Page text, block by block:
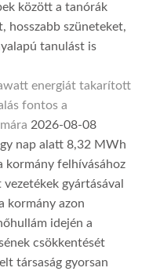
között a tanórák
hosszabb szüneteket,
tanulást is
energiát takarított
fontos a
2026-08-08
nap alatt 8,32 MWh
kormány felhívásához
gyártásával
kormány azon
idején a
csökkentését
társaság gyorsan